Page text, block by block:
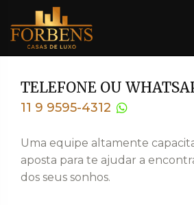
TELEFONE OU
11 9 9595-4312
Uma equipe altamente
aposta para te ajudar a
dos seus sonhos.